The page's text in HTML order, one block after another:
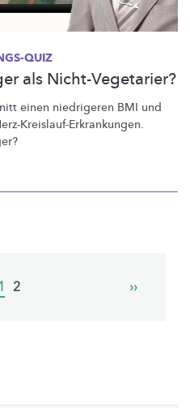
QUIZ
als Nicht-Vegetarier?
einen niedrigeren BMI und
Kreislauf-Erkrankungen.
Current
1 Page
2
Next
››